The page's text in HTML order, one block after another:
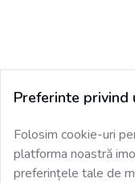
Preferinte privind
Folosim cookie-uri
platforma noastră
preferințele tale de